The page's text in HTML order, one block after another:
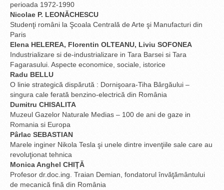
perioada 1972-1990
Nicolae P. LEONĂCHESCU
Studenţi români la Şcoala Centrală de Arte şi Manufacturi din
Paris
Elena HELEREA, Florentin OLTEANU, Liviu SOFONEA
Industrializare si de-industrializare in Tara Barsei si Tara
Fagarasului. Aspecte economice, sociale, istorice
Radu BELLU
O linie strategică dispărută : Dornişoara-Tiha Bârgăului –
singura cale ferată benzino-electrică din România
Dumitru CHISALITA
Muzeul Gazelor Naturale Medias – 100 de ani de gaze in
Romania si Europa
Pârlac SEBASTIAN
Marele inginer Nikola Tesla şi unele dintre invenţiile sale care au
revoluţionat tehnica
Monica Anghel CHIŢĂ
Profesor dr.doc.ing. Traian Demian, fondatorul învăţământului
de mecanică fină din România